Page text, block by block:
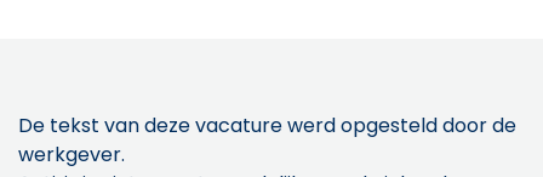
De tekst van deze vacature werd opgesteld door de
werkgever.